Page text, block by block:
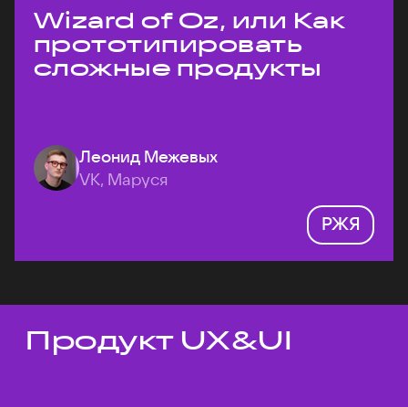
Wizard of Oz, или Как
прототипировать
сложные продукты
Леонид Межевых
VK, Маруся
РЖЯ
Темы докладов
Продукт UX&UI